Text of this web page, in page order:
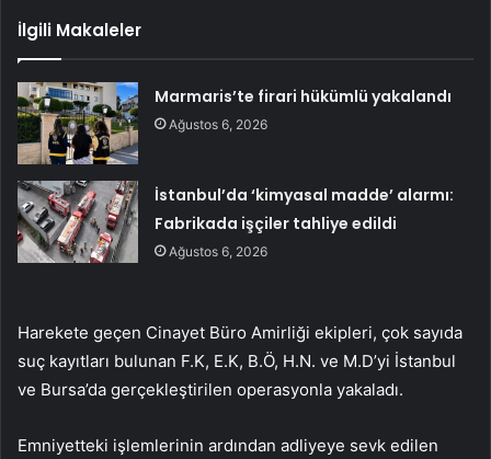
İlgili Makaleler
Marmaris’te firari hükümlü yakalandı
Ağustos 6, 2026
İstanbul’da ‘kimyasal madde’ alarmı:
Fabrikada işçiler tahliye edildi
Ağustos 6, 2026
Harekete geçen Cinayet Büro Amirliği ekipleri, çok sayıda
suç kayıtları bulunan F.K, E.K, B.Ö, H.N. ve M.D’yi İstanbul
ve Bursa’da gerçekleştirilen operasyonla yakaladı.
Emniyetteki işlemlerinin ardından adliyeye sevk edilen